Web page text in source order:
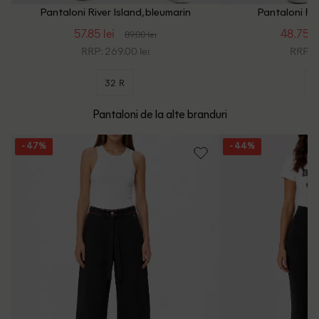
Pantaloni River Island, bleumarin
57.85 lei 89.00 lei
RRP: 269.00 lei
32 R
Pantaloni
48.75
RRP:
Pantaloni de la alte branduri
- 47% - 44%